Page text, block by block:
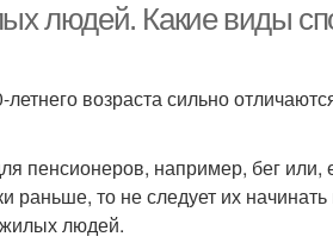
людей. Какие виды
возраста сильно
пенсионеров, например, бег или,
раньше, то не следует их
людей.